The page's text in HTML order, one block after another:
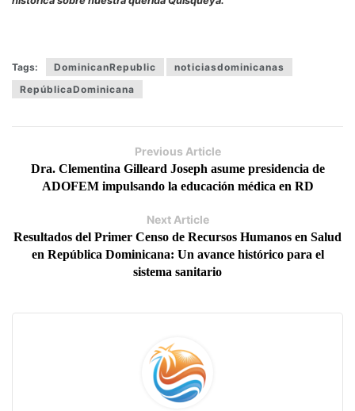
Tags: DominicanRepublic
noticiasdominicanas
RepúblicaDominicana
Previous Article
Dra. Clementina Gilleard Joseph asume presidencia de
ADOFEM impulsando la educación médica en RD
Next Article
Resultados del Primer Censo de Recursos Humanos en Salud
en República Dominicana: Un avance histórico para el
sistema sanitario